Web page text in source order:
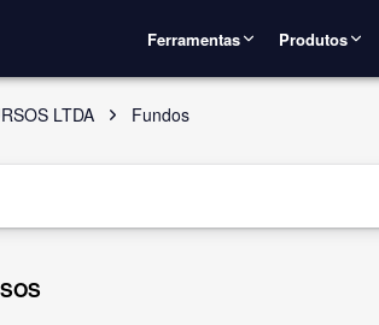
Ferramentas Produtos
LTDA Fundos